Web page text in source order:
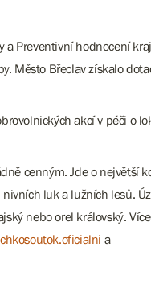
a Preventivní hodnocení
Město Břeclav získalo
akcí v péči o
cenným. Jde o největší
luk a lužních lesů.
nebo orel královský. Více
a